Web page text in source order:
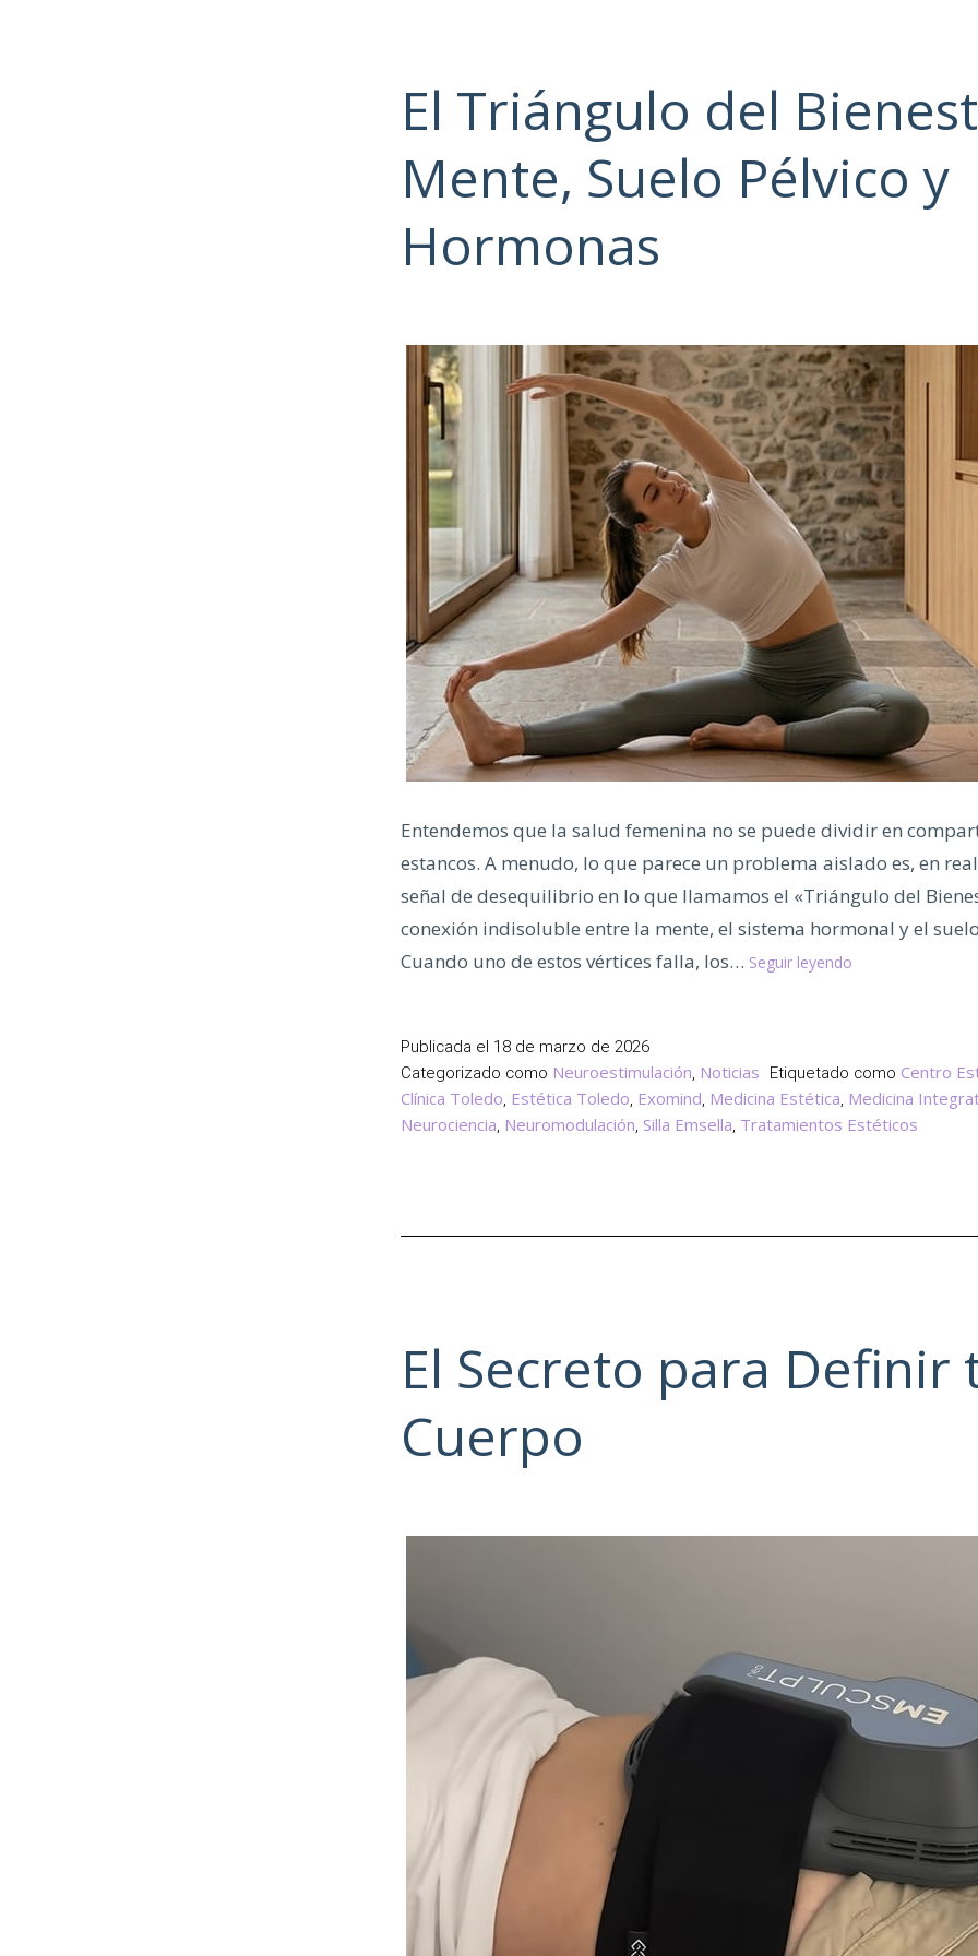
El Triángulo del
Mente, Suelo Pélvico y
Hormonas
Entendemos que la salud femenina no se puede dividir en
estancos. A menudo, lo que parece un problema aislado es, en
señal de desequilibrio en lo que llamamos el «Triángulo del
conexión indisoluble entre la mente, el sistema hormonal y el
Cuando uno de estos vértices falla, los… Seguir leyendo
Mente,
Suelo
Pélvico
Publicada el 18 de marzo de 2026
Categorizado como Neuroestimulación, Noticias Etiquetado como Centro
Clínica Toledo, Estética Toledo, Exomind, Medicina Estética, Medicina
Neurociencia, Neuromodulación, Silla Emsella, Tratamientos Estéticos
El Secreto para Definir
Cuerpo